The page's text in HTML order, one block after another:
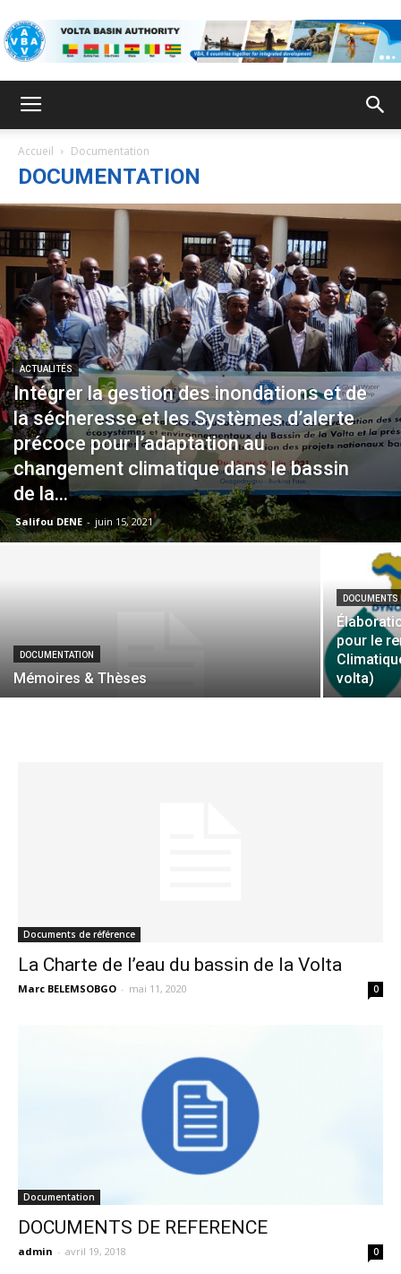
Accueil Documentation
DOCUMENTATION
ACTUALITÉS
Intégrer la gestion des inondations et de
la sécheresse et les Systèmes d’alerte
précoce pour l’adaptation au
changement climatique dans le bassin
de la...
Salifou DENE - juin 15, 2021
DOCUMENTATION
Mémoires & Thèses
DOCUMENTS
pour le
volta)
Documents de référence
La Charte de l’eau du bassin de la Volta
Marc BELEMSOBGO - mai 11, 2020 0
Documentation
DOCUMENTS DE REFERENCE
admin - avril 19, 2018 0